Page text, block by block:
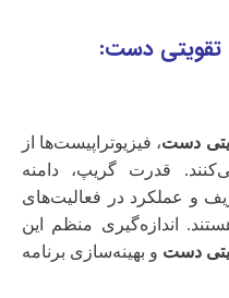
تقویتی دست:
دست، فیزیوتراپیست‌ها از
قدرت گریپ، دامنه
و عملکرد در فعالیت‌های
اندازه‌گیری منظم این
دست و بهینه‌سازی برنامه